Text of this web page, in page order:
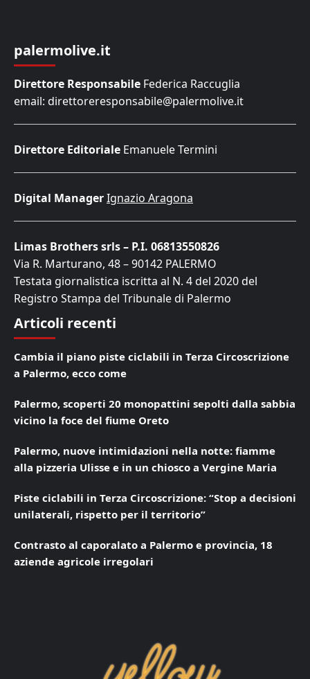
palermolive.it
Direttore Responsabile Federica Raccuglia
email: direttoreresponsabile@palermolive.it
Direttore Editoriale Emanuele Termini
Digital ManagerIgnazio Aragona
Limas Brothers srls – P.I. 06813550826
Via R. Marturano, 48 – 90142 PALERMO
Testata giornalistica iscritta al N. 4 del 2020 del
Registro Stampa del Tribunale di Palermo
Articoli recenti
Cambia il piano piste ciclabili in Terza Circoscrizione
a Palermo, ecco come
Palermo, scoperti 20 monopattini sepolti dalla sabbia
vicino la foce del fiume Oreto
Palermo, nuove intimidazioni nella notte: fiamme
alla pizzeria Ulisse e in un chiosco a Vergine Maria
Piste ciclabili in Terza Circoscrizione: “Stop a decisioni
unilaterali, rispetto per il territorio”
Contrasto al caporalato a Palermo e provincia, 18
aziende agricole irregolari